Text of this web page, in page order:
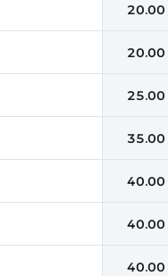
20.00
20.00
25.00
35.00
40.00
40.00
40.00